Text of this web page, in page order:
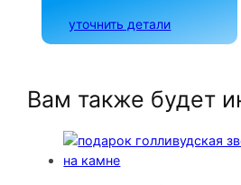
уточнить детали
Вам также будет